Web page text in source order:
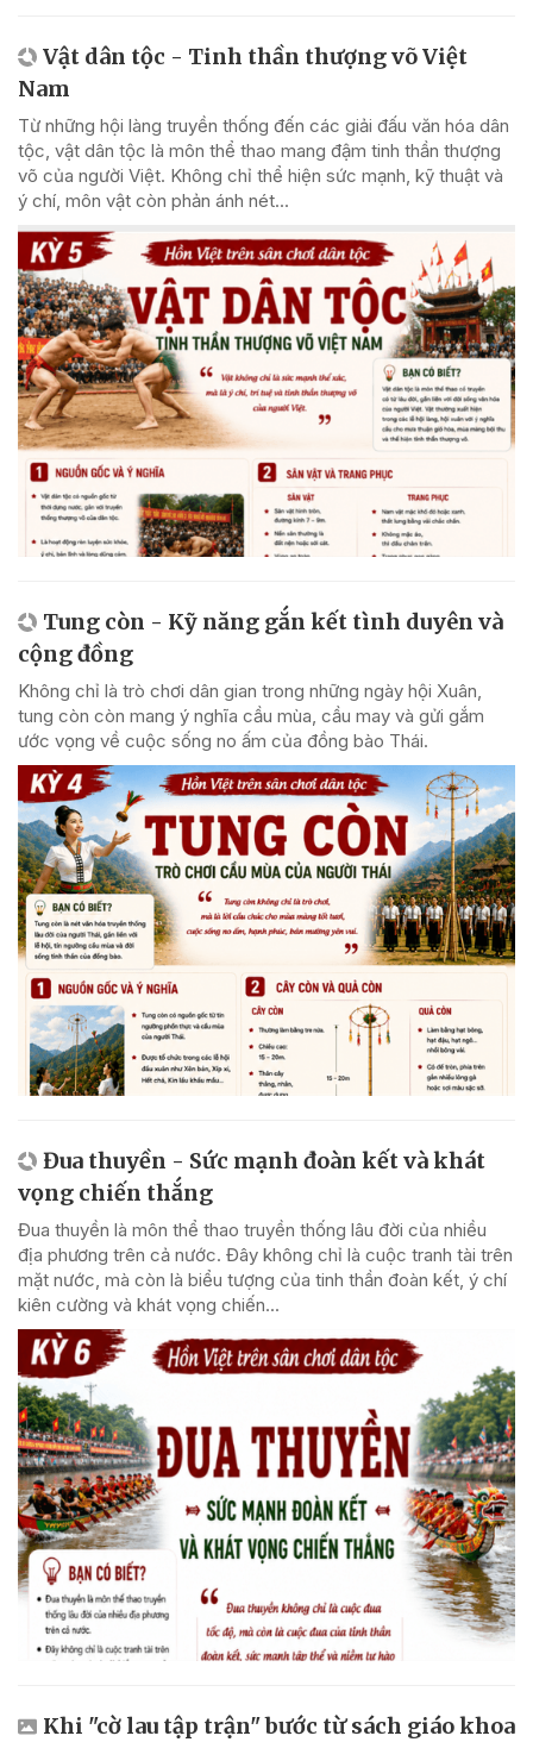
Vật dân tộc - Tinh thần thượng võ Việt
Nam
Từ những hội làng truyền thống đến các giải đấu văn hóa dân
tộc, vật dân tộc là môn thể thao mang đậm tinh thần thượng
võ của người Việt. Không chỉ thể hiện sức mạnh, kỹ thuật và
ý chí, môn vật còn phản ánh nét...
Tung còn - Kỹ năng gắn kết tình duyên và
cộng đồng
Không chỉ là trò chơi dân gian trong những ngày hội Xuân,
tung còn còn mang ý nghĩa cầu mùa, cầu may và gửi gắm
ước vọng về cuộc sống no ấm của đồng bào Thái.
Đua thuyền - Sức mạnh đoàn kết và khát
vọng chiến thắng
Đua thuyền là môn thể thao truyền thống lâu đời của nhiều
địa phương trên cả nước. Đây không chỉ là cuộc tranh tài trên
mặt nước, mà còn là biểu tượng của tinh thần đoàn kết, ý chí
kiên cường và khát vọng chiến...
Khi "cờ lau tập trận" bước từ sách giáo khoa